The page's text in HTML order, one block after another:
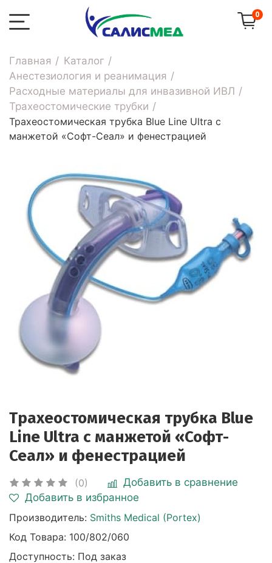
0
Главная
Каталог
Анестезиология и реанимация
Расходные материалы для инвазивной ИВЛ
Трахеостомические трубки
Трахеостомическая трубка Blue Line Ultra с
манжетой «Софт-Сеал» и фенестрацией
Трахеостомическая трубка Blue
Line Ultra с манжетой «Софт-
Сеал» и фенестрацией
(0)
Добавить в сравнение
Добавить в избранное
Производитель: Smiths Medical (Portex)
Код Товара: 100/802/060
Доступность: Под заказ